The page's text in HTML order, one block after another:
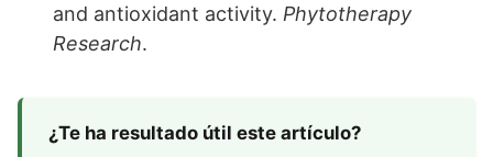
and antioxidant activity. Phytotherapy
Research.
¿Te ha resultado útil este artículo?